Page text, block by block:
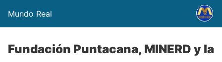
Mundo Real
Fundación Puntacana, MINERD y la